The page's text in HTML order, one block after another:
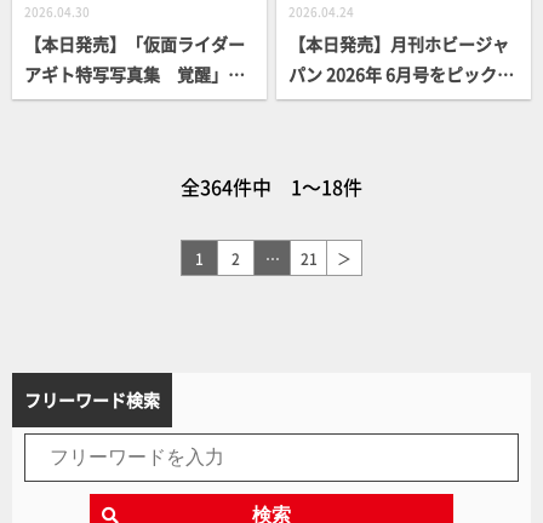
2026.04.30
【本日発売】「仮面ライダー
アギト特写写真集 覚醒」
【仮面ライダー】
2026.04.24
【本日発売】月刊ホビージャ
パン 2026年 6月号をピックア
ップ！
全364件中 1～18件
1 2 … 21 ＞
フリーワード検索
検索